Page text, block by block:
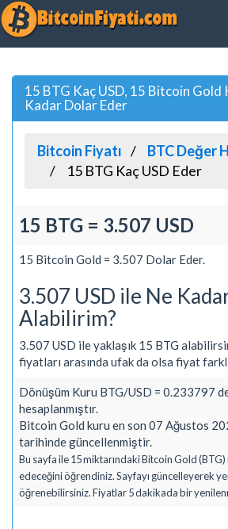
15 BTG Kaç USD, 15 Bitcoin Gold
Kadar Dolar Eder
Bitcoin Fiyatı
BTC Değer
15 BTG Kaç USD Eder
15 BTG = 3.507 USD
15 Bitcoin Gold = 3.507 Dolar Eder.
3.507 USD ile Ne
Alabilirim?
3.507 USD ile yaklaşık 15 BTG
fiyatları arasında ufak da olsa fiyat
Dönüşüm Kuru BTG/USD = 0.233797
hesaplanmıştır.
Bitcoin Gold kuru en son 07 Ağustos
tarihinde güncellenmiştir.
Bu sayfa ile 15 miktarındaki Bitcoin Gold
edeceğini öğrendiniz. Sayfayı güncelleyerek
öğrenebilirsiniz. Fiyatlar 5 dakikada bir